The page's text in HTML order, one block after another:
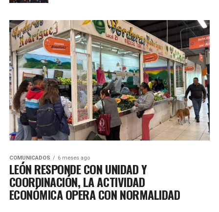
COMUNICADOS 6 meses ago
LEÓN RESPONDE CON UNIDAD Y
COORDINACIÓN, LA ACTIVIDAD
ECONÓMICA OPERA CON NORMALIDAD